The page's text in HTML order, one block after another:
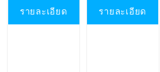
รายละเอียด รายละเอียด